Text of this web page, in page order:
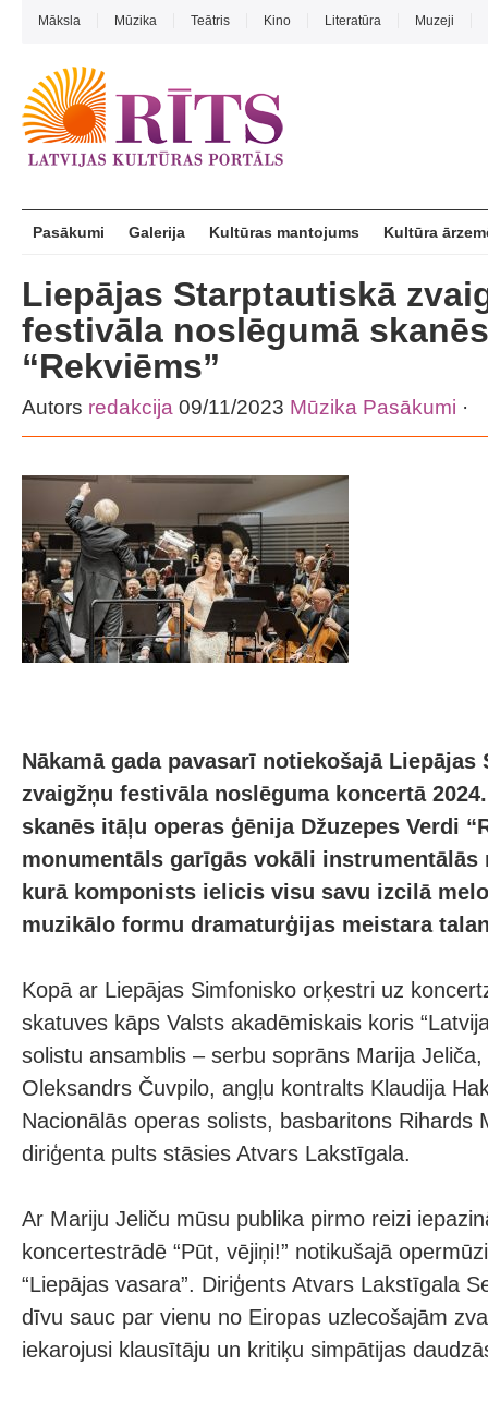
Māksla Mūzika Teātris Kino Literatūra Muzeji
Pasākumi Galerija Kultūras mantojums Kultūra
Liepājas Starptautiskā
festivāla noslēgumā
“Rekviēms”
Autors redakcija 09/11/2023 Mūzika Pasākumi ·
Nākamā gada pavasarī notiekošajā Liepājas
zvaigžņu festivāla noslēguma koncertā
skanēs itāļu operas ģēnija Džuzepes Verdi
monumentāls garīgās vokāli instrumentālās
kurā komponists ielicis visu savu izcilā
muzikālo formu dramaturģijas meistara
Kopā ar Liepājas Simfonisko orķestri uz
skatuves kāps Valsts akadēmiskais koris
solistu ansamblis – serbu soprāns Marija
Oleksandrs Čuvpilo, angļu kontralts Klaudija
Nacionālās operas solists, basbaritons Rihards
diriģenta pults stāsies Atvars Lakstīgala.
Ar Mariju Jeliču mūsu publika pirmo reizi
koncertestrādē “Pūt, vējiņi!” notikušajā
“Liepājas vasara”. Diriģents Atvars Lakstīgala
dīvu sauc par vienu no Eiropas uzlecošajām
iekarojusi klausītāju un kritiķu simpātijas